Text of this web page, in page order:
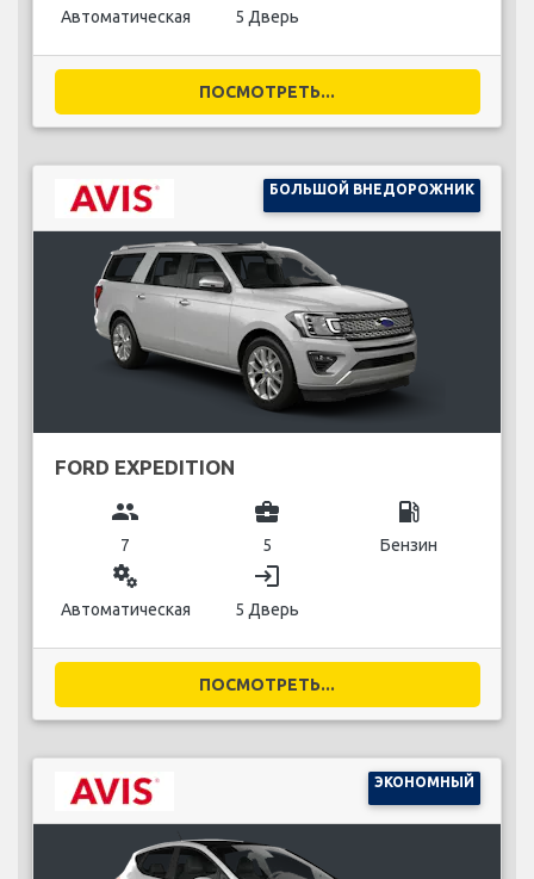
Автоматическая 5 Дверь
ПОСМОТРЕТЬ...
БОЛЬШОЙ ВНЕДОРОЖНИК
FORD EXPEDITION
group
7
business_center
5
local_gas_station
Бензин
miscellaneous_services
Автоматическая
login
5 Дверь
ПОСМОТРЕТЬ...
ЭКОНОМНЫЙ